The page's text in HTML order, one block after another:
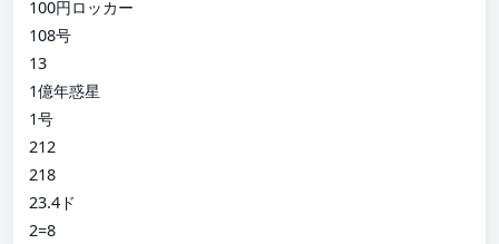
100円ロッカー
108号
13
1億年惑星
1号
212
218
23.4ド
2=8